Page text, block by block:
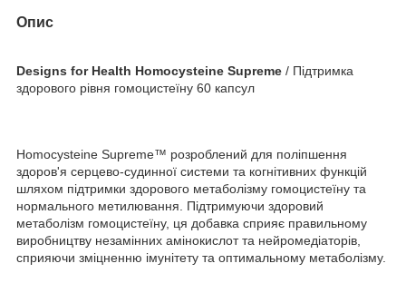
Опис
Designs for Health Homocysteine ​​Supreme / Підтримка
здорового рівня гомоцистеїну 60 капсул
Homocysteine ​​Supreme™ розроблений для поліпшення
здоров'я серцево-судинної системи та когнітивних функцій
шляхом підтримки здорового метаболізму гомоцистеїну та
нормального метилювання. Підтримуючи здоровий
метаболізм гомоцистеїну, ця добавка сприяє правильному
виробництву незамінних амінокислот та нейромедіаторів,
сприяючи зміцненню імунітету та оптимальному метаболізму.